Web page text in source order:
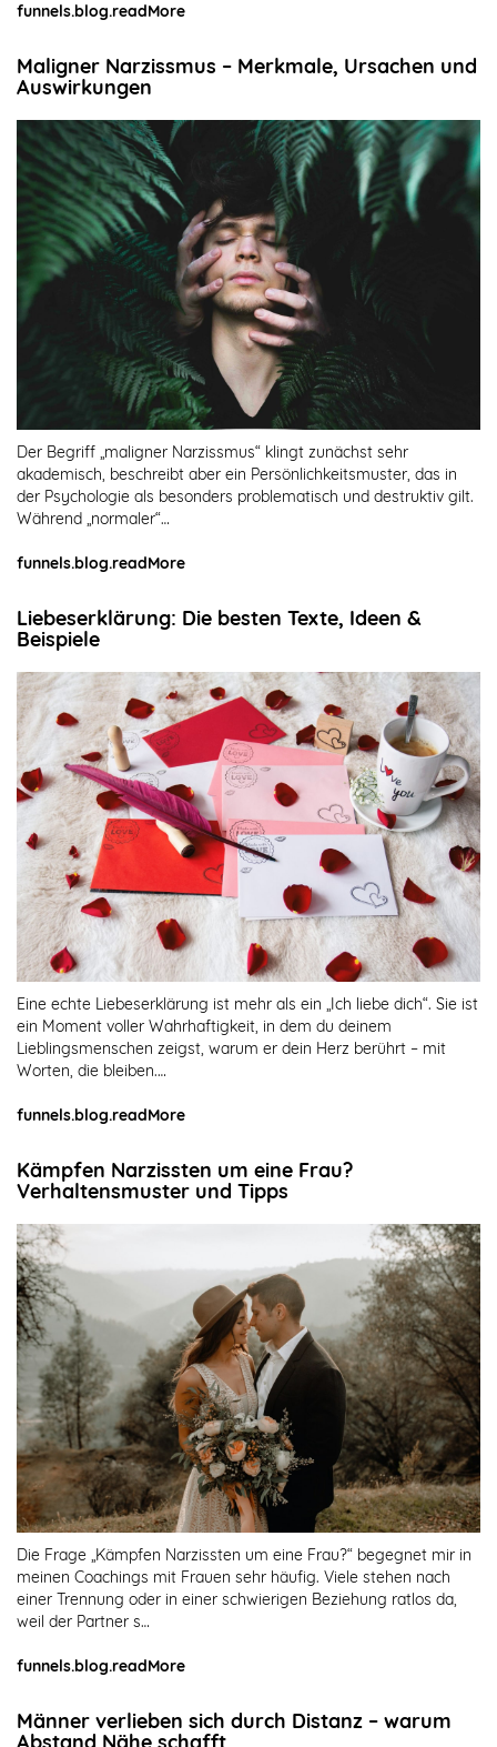
funnels.blog.readMore
Maligner Narzissmus – Merkmale, Ursachen und
Auswirkungen
Der Begriff „maligner Narzissmus“ klingt zunächst sehr
akademisch, beschreibt aber ein Persönlichkeitsmuster, das in
der Psychologie als besonders problematisch und destruktiv gilt.
Während „normaler“…
funnels.blog.readMore
Liebeserklärung: Die besten Texte, Ideen &
Beispiele
Eine echte Liebeserklärung ist mehr als ein „Ich liebe dich“. Sie ist
ein Moment voller Wahrhaftigkeit, in dem du deinem
Lieblingsmenschen zeigst, warum er dein Herz berührt – mit
Worten, die bleiben.…
funnels.blog.readMore
Kämpfen Narzissten um eine Frau?
Verhaltensmuster und Tipps
Die Frage „Kämpfen Narzissten um eine Frau?“ begegnet mir in
meinen Coachings mit Frauen sehr häufig. Viele stehen nach
einer Trennung oder in einer schwierigen Beziehung ratlos da,
weil der Partner s…
funnels.blog.readMore
Männer verlieben sich durch Distanz – warum